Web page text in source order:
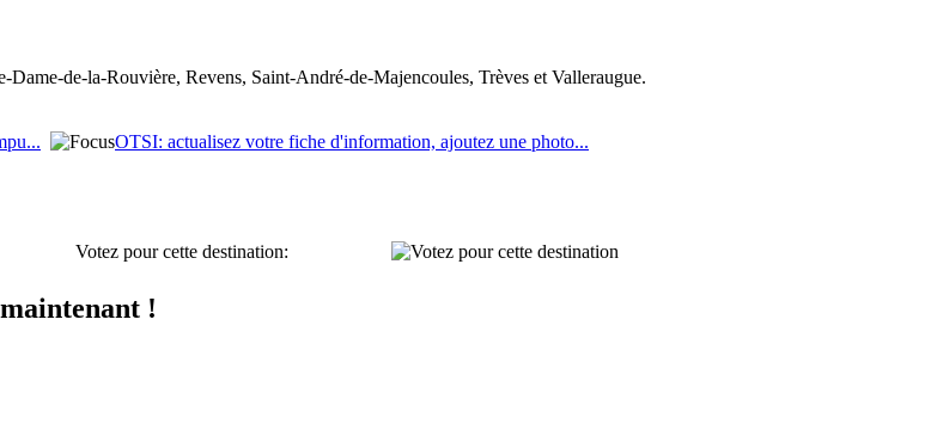
de-la-Rouvière, Revens, Saint-André-de-Majencoules, Trèves et Valleraugue.
OTSI: actualisez votre fiche d'information, ajoutez une photo...
Votez pour cette destination:
!